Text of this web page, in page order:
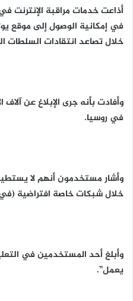
أذاعت خدمات مراقبة الإنترنت
في إمكانية الوصول إلى موقع
خلال تصاعد انتقادات السلطات
وأفادت بأنه جرى الإبلاغ عن
في روسيا.
وأشار مستخدمون أنهم لا
خلال شبكات خاصة افتراضية
وأبلغ أحد المستخدمين في
يعمل”.